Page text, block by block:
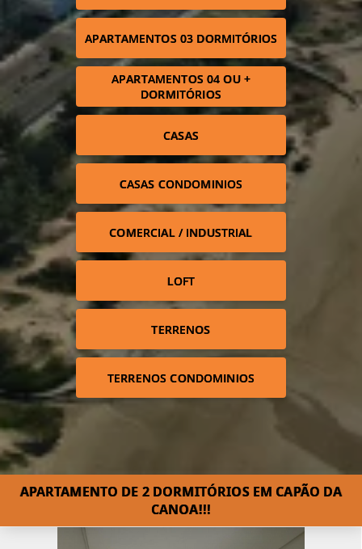
APARTAMENTOS 03 DORMITÓRIOS
APARTAMENTOS 04 OU +
DORMITÓRIOS
CASAS
CASAS CONDOMINIOS
COMERCIAL / INDUSTRIAL
LOFT
TERRENOS
TERRENOS CONDOMINIOS
APARTAMENTO DE 2 DORMITÓRIOS EM CAPÃO DA
CANOA!!!